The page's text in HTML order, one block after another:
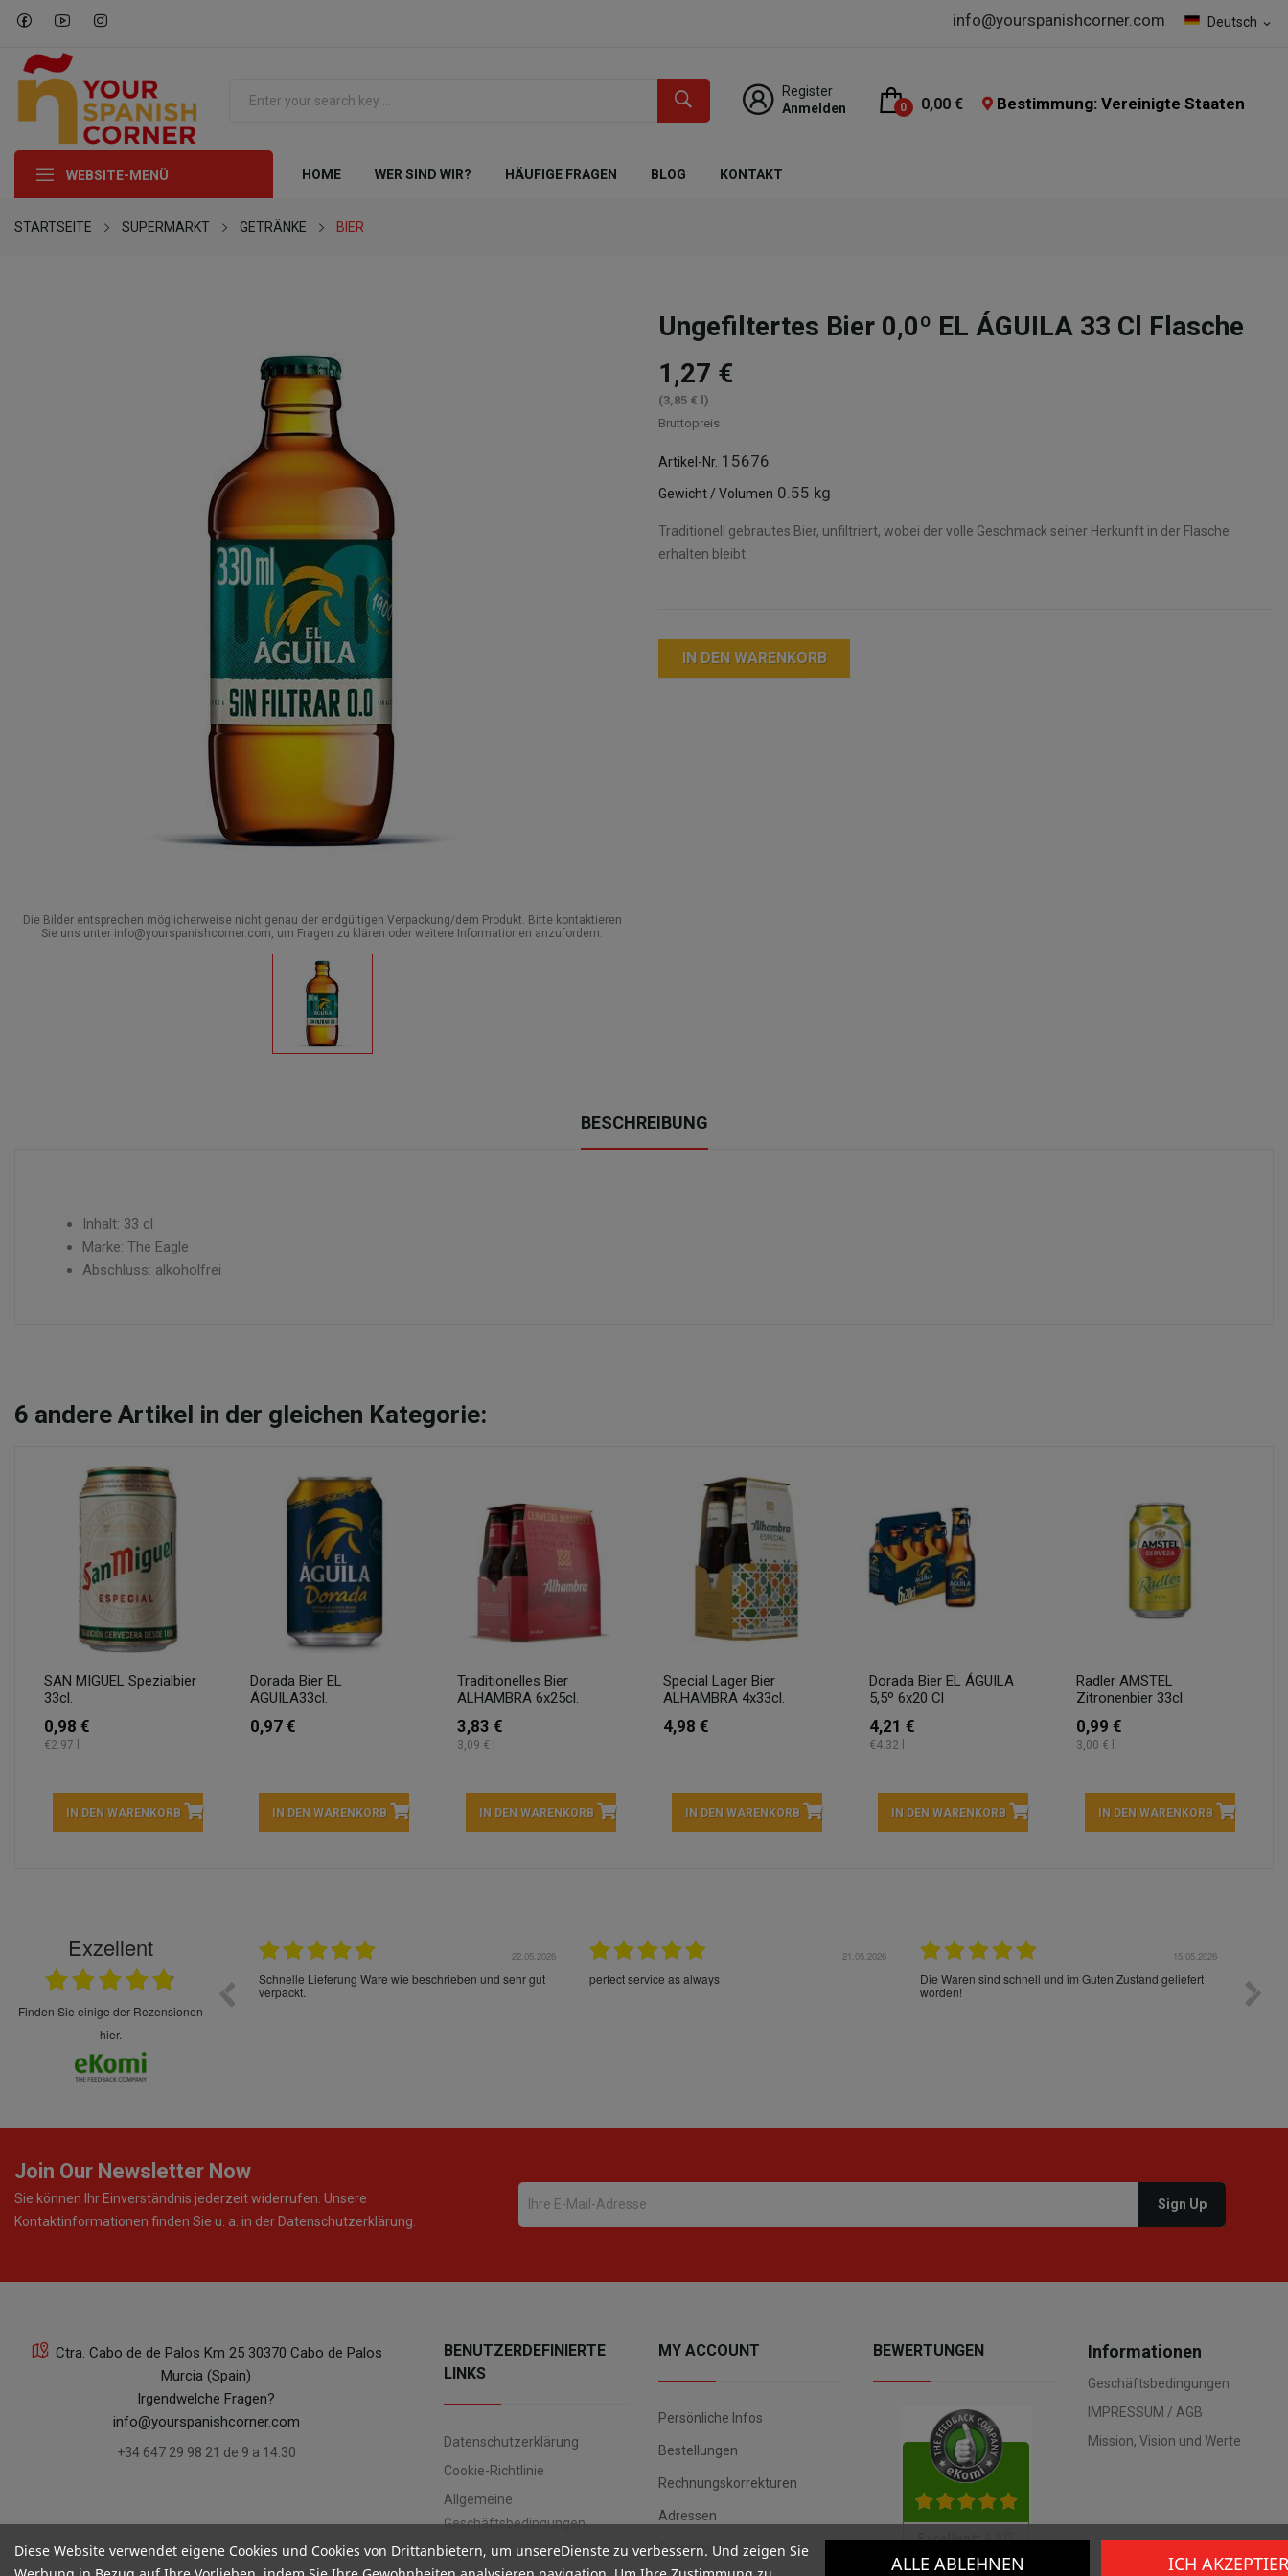
Deutsch expand_more
info@yourspanishcorner.com
Register
Anmelden
0 0,00 € Bestimmung: Vereinigte Staaten
WEBSITE-MENÜ HOME WER SIND WIR? HÄUFIGE FRAGEN BLOG KONTAKT
STARTSEITE SUPERMARKT GETRÄNKE BIER
Die Bilder entsprechen möglicherweise nicht genau der endgültigen Verpackung/dem Produkt. Bitte kontaktieren
Sie uns unter info@yourspanishcorner.com, um Fragen zu klären oder weitere Informationen anzufordern.
Ungefiltertes Bier 0,0º EL ÁGUILA 33 Cl Flasche
1,27 €
(3,85 € l)
Bruttopreis
Artikel-Nr. 15676
Gewicht / Volumen 0.55 kg
Traditionell gebrautes Bier, unfiltriert, wobei der volle Geschmack seiner Herkunft in der Flasche
erhalten bleibt.
IN DEN WARENKORB
BESCHREIBUNG
Inhalt: 33 cl
Marke: The Eagle
Abschluss: alkoholfrei
6 andere Artikel in der gleichen Kategorie:
SAN MIGUEL Spezialbier
33cl.
0,98 €
€2.97 l
IN DEN WARENKORB
Dorada Bier EL
ÁGUILA33cl.
0,97 €
IN DEN WARENKORB
Traditionelles Bier
ALHAMBRA 6x25cl.
3,83 €
3,09 € l
IN DEN WARENKORB
Special Lager Bier
ALHAMBRA 4x33cl.
4,98 €
IN DEN WARENKORB
Dorada Bier EL ÁGUILA
5,5º 6x20 Cl
4,21 €
€4.32 l
IN DEN WARENKORB
Radler AMSTEL
Zitronenbier 33cl.
0,99 €
3,00 € l
IN DEN WARENKORB
Exzellent
finden Sie einige der Rezensionen
hier.
sehr sorgsam verpackt. Alles kommt
Spaß so einzukaufen. Die Abwicklung ist
22.05.2026
Schnelle Lieferung Ware wie beschrieben und sehr gut
verpackt.
21.05.2026
perfect service as always
15.05.2026
Die Waren sind schnell und im Guten Zustand geliefert
worden!
Join Our Newsletter Now
Sie können Ihr Einverständnis jederzeit widerrufen. Unsere
Kontaktinformationen finden Sie u. a. in der Datenschutzerklärung.
Ctra. Cabo de de Palos Km 25 30370 Cabo de Palos
Murcia (Spain)
Irgendwelche Fragen?
info@yourspanishcorner.com
+34 647 29 98 21 de 9 a 14:30
BENUTZERDEFINIERTE
LINKS
Datenschutzerklärung
Cookie-Richtlinie
Allgemeine
Geschäftsbedingungen
Datenschutz
MY ACCOUNT
Persönliche Infos
Bestellungen
Rechnungskorrekturen
Adressen
Gutscheine
BEWERTUNGEN Informationen
Geschäftsbedingungen
IMPRESSUM / AGB
Mission, Vision und Werte
Diese Website verwendet eigene Cookies und Cookies von Drittanbietern, um unsereDienste zu verbessern. Und zeigen Sie
ALLE ABLEHNEN ICH